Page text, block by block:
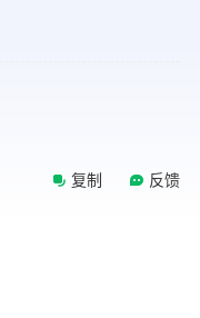
复制 反馈